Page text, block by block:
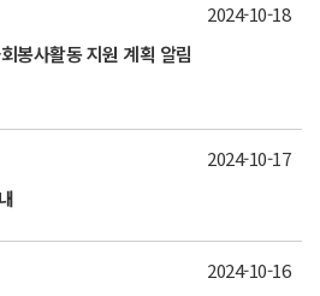
봉사활동 지원 계획 알림
2024-10-18
2024-10-17
2024-10-16